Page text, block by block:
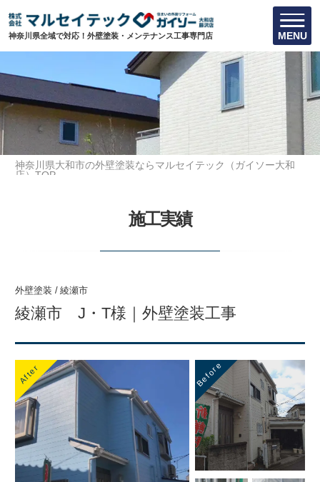
神奈川県全域で対応！外壁塗装・メンテナンス工事専門店 MENU
神奈川県大和市の外壁塗装ならマルセイテック（ガイソー大和
店）TOP
施工実績
外壁塗装 / 綾瀬市
綾瀬市 J・T様｜外壁塗装工事
After Before